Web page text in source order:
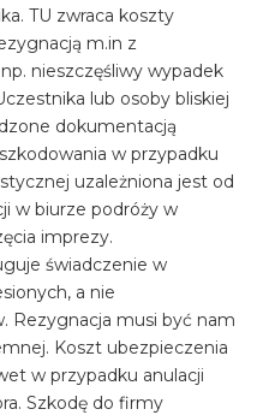
TU zwraca koszty
m.in z
nieszczęśliwy wypadek
lub osoby bliskiej
dokumentacją
w przypadku
uzależniona jest od
w biurze podróży w
imprezy.
świadczenie w
a nie
Rezygnacja musi być nam
Koszt ubezpieczenia
w przypadku anulacji
Szkodę do firmy